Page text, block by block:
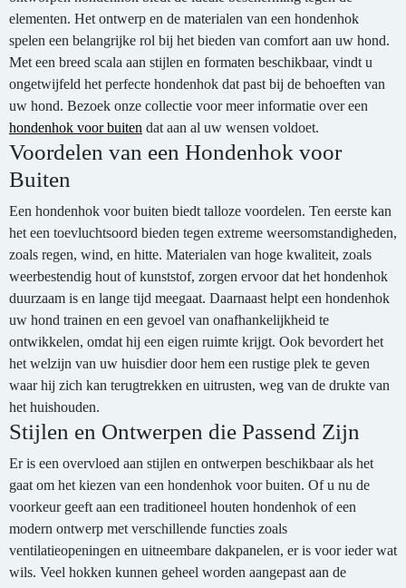
elementen. Het ontwerp en de materialen van een hondenhok
spelen een belangrijke rol bij het bieden van comfort aan uw hond.
Met een breed scala aan stijlen en formaten beschikbaar, vindt u
ongetwijfeld het perfecte hondenhok dat past bij de behoeften van
uw hond. Bezoek onze collectie voor meer informatie over een
hondenhok voor buiten dat aan al uw wensen voldoet.
Voordelen van een Hondenhok voor
Buiten
Een hondenhok voor buiten biedt talloze voordelen. Ten eerste kan
het een toevluchtsoord bieden tegen extreme weersomstandigheden,
zoals regen, wind, en hitte. Materialen van hoge kwaliteit, zoals
weerbestendig hout of kunststof, zorgen ervoor dat het hondenhok
duurzaam is en lange tijd meegaat. Daarnaast helpt een hondenhok
uw hond trainen en een gevoel van onafhankelijkheid te
ontwikkelen, omdat hij een eigen ruimte krijgt. Ook bevordert het
het welzijn van uw huisdier door hem een rustige plek te geven
waar hij zich kan terugtrekken en uitrusten, weg van de drukte van
het huishouden.
Stijlen en Ontwerpen die Passend Zijn
Er is een overvloed aan stijlen en ontwerpen beschikbaar als het
gaat om het kiezen van een hondenhok voor buiten. Of u nu de
voorkeur geeft aan een traditioneel houten hondenhok of een
modern ontwerp met verschillende functies zoals
ventilatieopeningen en uitneembare dakpanelen, er is voor ieder wat
wils. Veel hokken kunnen geheel worden aangepast aan de